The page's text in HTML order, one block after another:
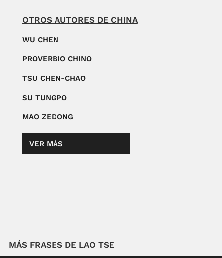
OTROS AUTORES DE CHINA
WU CHEN
PROVERBIO CHINO
TSU CHEN-CHAO
SU TUNGPO
MAO ZEDONG
VER MÁS
MÁS FRASES DE LAO TSE